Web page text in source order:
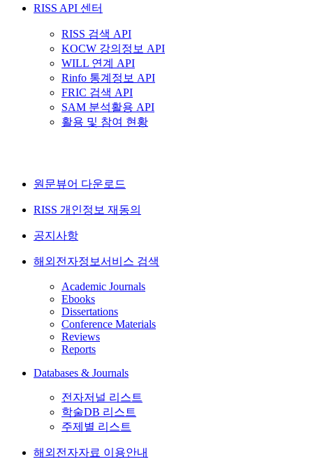
RISS API 센터
RISS 검색 API
KOCW 강의정보 API
WILL 연계 API
Rinfo 통계정보 API
FRIC 검색 API
SAM 분석활용 API
활용 및 참여 현황
원문뷰어 다운로드
RISS 개인정보 재동의
공지사항
해외전자정보서비스 검색
Academic Journals
Ebooks
Dissertations
Conference Materials
Reviews
Reports
Databases & Journals
전자저널 리스트
학술DB 리스트
주제별 리스트
해외전자자료 이용안내